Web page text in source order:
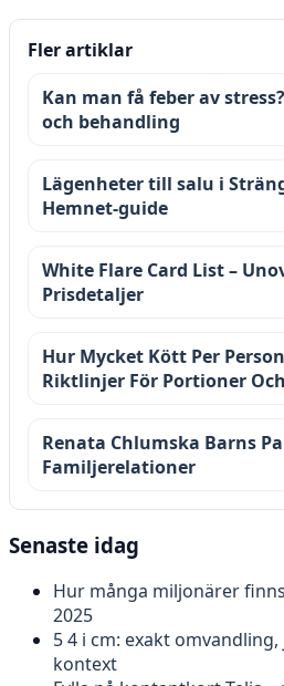
Fler artiklar
Kan man få feber av
och behandling
Lägenheter till salu i
Hemnet-guide
White Flare Card List –
Prisdetaljer
Hur Mycket Kött Per
Riktlinjer För Portioner
Renata Chlumska Barns
Familjerelationer
Senaste idag
Hur många miljonärer
2025
5 4 i cm: exakt
kontext